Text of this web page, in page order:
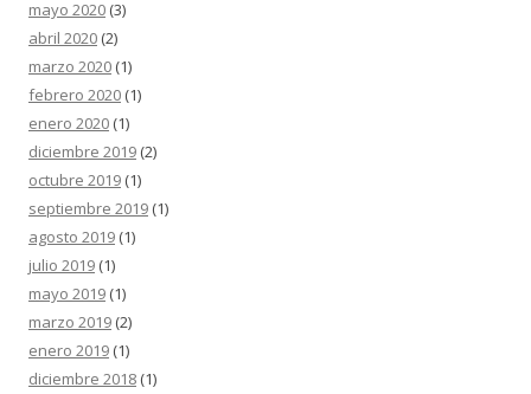
mayo 2020 (3)
abril 2020 (2)
marzo 2020 (1)
febrero 2020 (1)
enero 2020 (1)
diciembre 2019 (2)
octubre 2019 (1)
septiembre 2019 (1)
agosto 2019 (1)
julio 2019 (1)
mayo 2019 (1)
marzo 2019 (2)
enero 2019 (1)
diciembre 2018 (1)